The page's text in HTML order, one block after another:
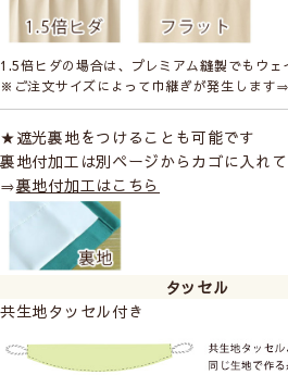
毎日気持ちよく過ごせて
大阪府 K様より
前回リビングとキッチンのカーテン
とても良かったので、2回目の購入
今回は和室の障子を取り外してリネ
ーテンに、そして主人の部屋のカ
サのカーテンにしました。
1.5倍ヒダの場合は、プレミアム縫製でもウェ
※ご注文サイズによって巾継ぎが発生します⇒
★遮光裏地をつけることも可能です
裏地付加工は別ページからカゴに入れ
⇒裏地付加工はこちら
タッセル
共生地タッセル付き